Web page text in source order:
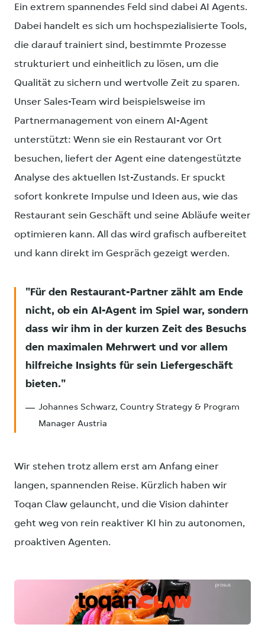
Ein extrem spannendes Feld sind dabei AI Agents.
Dabei handelt es sich um hochspezialisierte Tools,
die darauf trainiert sind, bestimmte Prozesse
strukturiert und einheitlich zu lösen, um die
Qualität zu sichern und wertvolle Zeit zu sparen.
Unser Sales-Team wird beispielsweise im
Partnermanagement von einem AI-Agent
unterstützt: Wenn sie ein Restaurant vor Ort
besuchen, liefert der Agent eine datengestützte
Analyse des aktuellen Ist-Zustands. Er spuckt
sofort konkrete Impulse und Ideen aus, wie das
Restaurant sein Geschäft und seine Abläufe weiter
optimieren kann. All das wird grafisch aufbereitet
und kann direkt im Gespräch gezeigt werden.
Für den Restaurant-Partner zählt am Ende
nicht, ob ein AI-Agent im Spiel war, sondern
dass wir ihm in der kurzen Zeit des Besuchs
den maximalen Mehrwert und vor allem
hilfreiche Insights für sein Liefergeschäft
bieten.
Johannes Schwarz, Country Strategy & Program
Manager Austria
Wir stehen trotz allem erst am Anfang einer
langen, spannenden Reise. Kürzlich haben wir
Toqan Claw gelauncht, und die Vision dahinter
geht weg von rein reaktiver KI hin zu autonomen,
proaktiven Agenten.